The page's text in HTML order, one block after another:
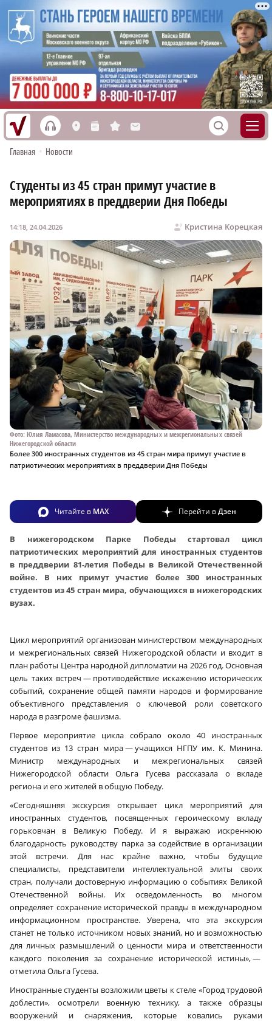
h L n s M S
Главная • Новости
Студенты из 45 стран примут участие в
мероприятиях в преддверии Дня Победы
Кристина Корецкая
14:18, 24.04.2026
Фото: Юлия Ламасова, Министерство международных и межрегиональных связей
Нижегородской области
Более 300 иностранных студентов из 45 стран мира примут участие в
патриотических мероприятиях в преддверии Дня Победы
Читайте в MAX Перейти вДзен
В нижегородском Парке Победы стартовал цикл
патриотических мероприятий для иностранных студентов
в преддверии 81-летия Победы в Великой Отечественной
войне. В них примут участие более 300 иностранных
студентов из 45 стран мира, обучающихся в нижегородских
вузах.
Цикл мероприятий организован министерством международных
и межрегиональных связей Нижегородской области и входит в
план работы Центра народной дипломатии на 2026 год. Основная
цель таких встреч — противодействие искажению исторических
событий, сохранение общей памяти народов и формирование
объективного представления о ключевой роли советского
народа в разгроме фашизма.
Первое мероприятие цикла собрало около 40 иностранных
студентов из 13 стран мира — учащихся НГПУ им. К. Минина.
Министр международных и межрегиональных связей
Нижегородской области Ольга Гусева рассказала о вкладе
региона и его жителей в общую Победу.
«Сегодняшняя экскурсия открывает цикл мероприятий для
иностранных студентов, посвященных героическому вкладу
горьковчан в Великую Победу. И я выражаю искреннюю
благодарность руководству парка за содействие в организации
этой встречи. Для нас крайне важно, чтобы будущие
специалисты, представители интеллектуальной элиты своих
стран, получали достоверную информацию о событиях Великой
Отечественной войны. Их осведомленность во многом
определяет сохранение исторической правды в международном
информационном пространстве. Уверена, что эта экскурсия
станет не только источником новых знаний, но и возможностью
для личных размышлений о ценности мира и ответственности
каждого поколения за сохранение исторической истины», —
отметила Ольга Гусева.
Иностранные студенты возложили цветы к стеле «Город трудовой
доблести», осмотрели военную технику, а также образцы
вооружений и снаряжения, которые ковались руками